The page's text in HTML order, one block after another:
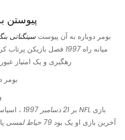
پیوستن
بومر دوباره به آن پیوست سینگناتی
میانه راه 1997 فصل بازیکن پرتاب
رهگیری و یک امتیاز
بر 21 دسامبر 1997 ، NFL
آخرین بازی او یک بود 79 حیاط لمسی